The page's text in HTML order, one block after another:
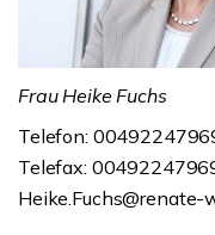
Frau Heike Fuchs
Telefon:
Telefax: